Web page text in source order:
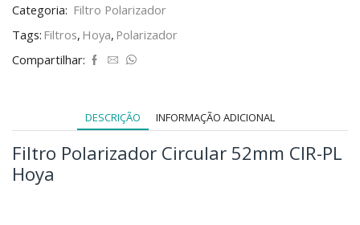
Categoria: Filtro Polarizador
Tags: Filtros, Hoya, Polarizador
Compartilhar:
DESCRIÇÃO INFORMAÇÃO ADICIONAL
Filtro Polarizador Circular 52mm CIR-PL
Hoya